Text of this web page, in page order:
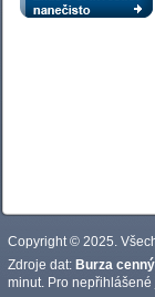
Copyright © 2025.
Zdroje dat: Burza
minut. Pro nepřihlášené